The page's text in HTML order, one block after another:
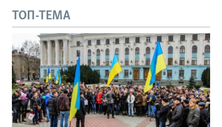
ТОП-ТЕМА